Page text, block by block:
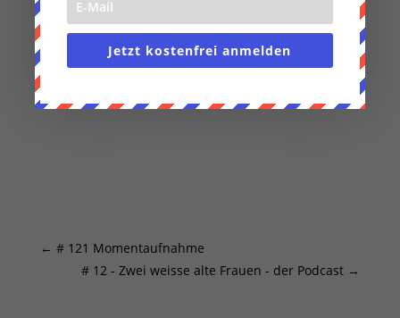
← # 121 Momentaufnahme
# 12 - Zwei weisse alte Frauen - der Podcast →
Jetzt kostenfrei anmelden